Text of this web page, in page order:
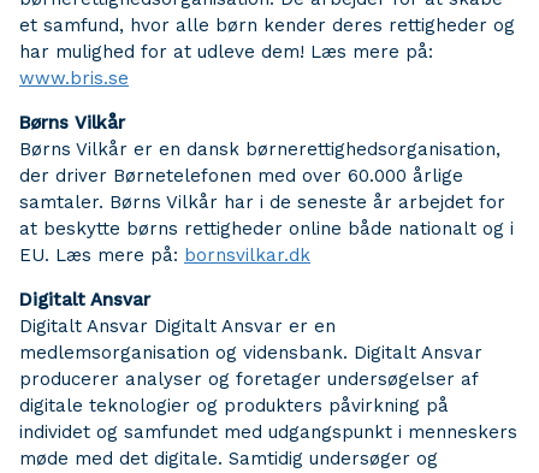
et samfund, hvor alle børn kender deres rettigheder og
har mulighed for at udleve dem! Læs mere på:
www.bris.se
Børns Vilkår
Børns Vilkår er en dansk børnerettighedsorganisation,
der driver Børnetelefonen med over 60.000 årlige
samtaler. Børns Vilkår har i de seneste år arbejdet for
at beskytte børns rettigheder online både nationalt og i
EU. Læs mere på: bornsvilkar.dk
Digitalt Ansvar
Digitalt Ansvar Digitalt Ansvar er en
medlemsorganisation og vidensbank. Digitalt Ansvar
producerer analyser og foretager undersøgelser af
digitale teknologier og produkters påvirkning på
individet og samfundet med udgangspunkt i menneskers
møde med det digitale. Samtidig undersøger og